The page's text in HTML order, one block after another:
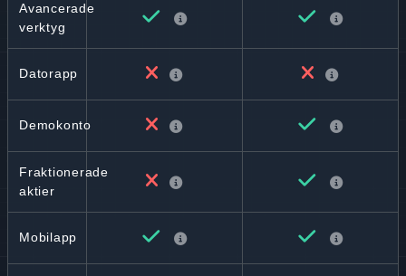
Avancerade
verktyg
Datorapp
Demokonto
Fraktionerade
aktier
Mobilapp